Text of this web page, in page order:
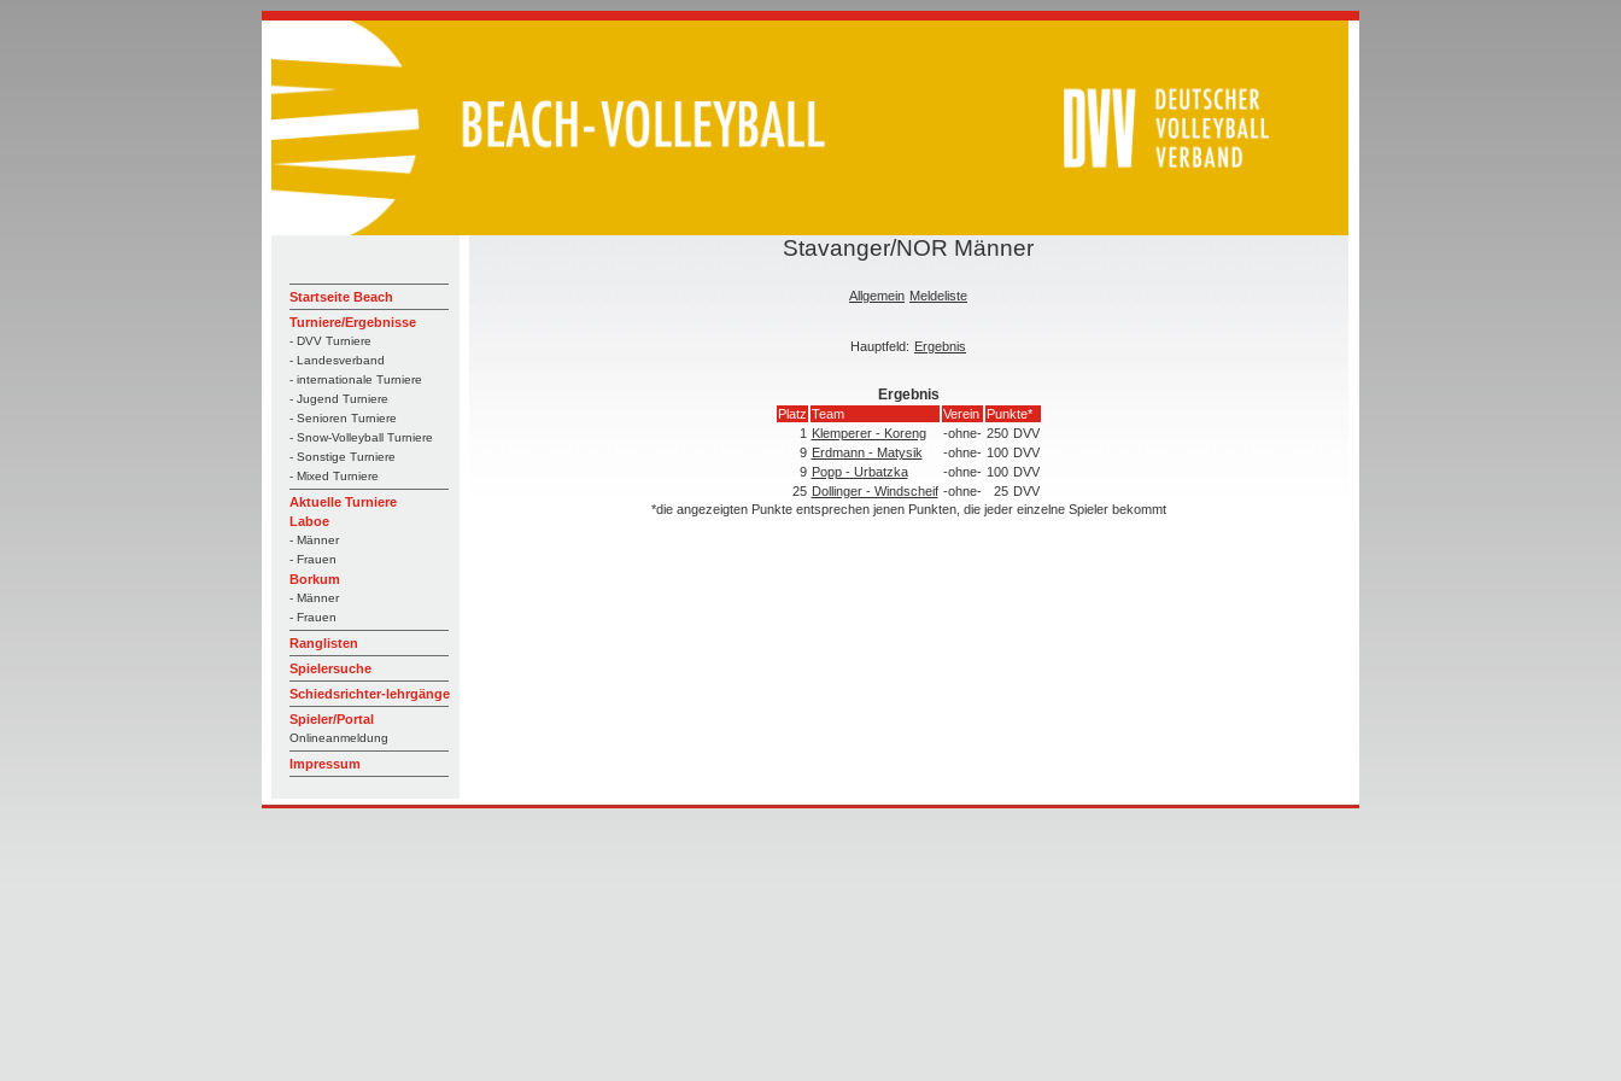
Startseite Beach
Turniere/Ergebnisse
- DVV Turniere
- Landesverband
- internationale Turniere
- Jugend Turniere
- Senioren Turniere
- Snow-Volleyball Turniere
- Sonstige Turniere
- Mixed Turniere
Aktuelle Turniere
Laboe
- Männer
- Frauen
Borkum
- Männer
- Frauen
Ranglisten
Spielersuche
Schiedsrichter-lehrgänge
Spieler/Portal
Onlineanmeldung
Impressum
Stavanger/NOR Männer
Allgemein Meldeliste
Hauptfeld: Ergebnis
Ergebnis
Platz Team Verein
Punkte*
1 Klemperer - Koreng -ohne- 250 DVV
9 Erdmann - Matysik -ohne- 100 DVV
9 Popp - Urbatzka -ohne- 100 DVV
25 Dollinger - Windscheif -ohne- 25 DVV
*die angezeigten Punkte entsprechen jenen Punkten, die jeder einzelne Spieler bekommt